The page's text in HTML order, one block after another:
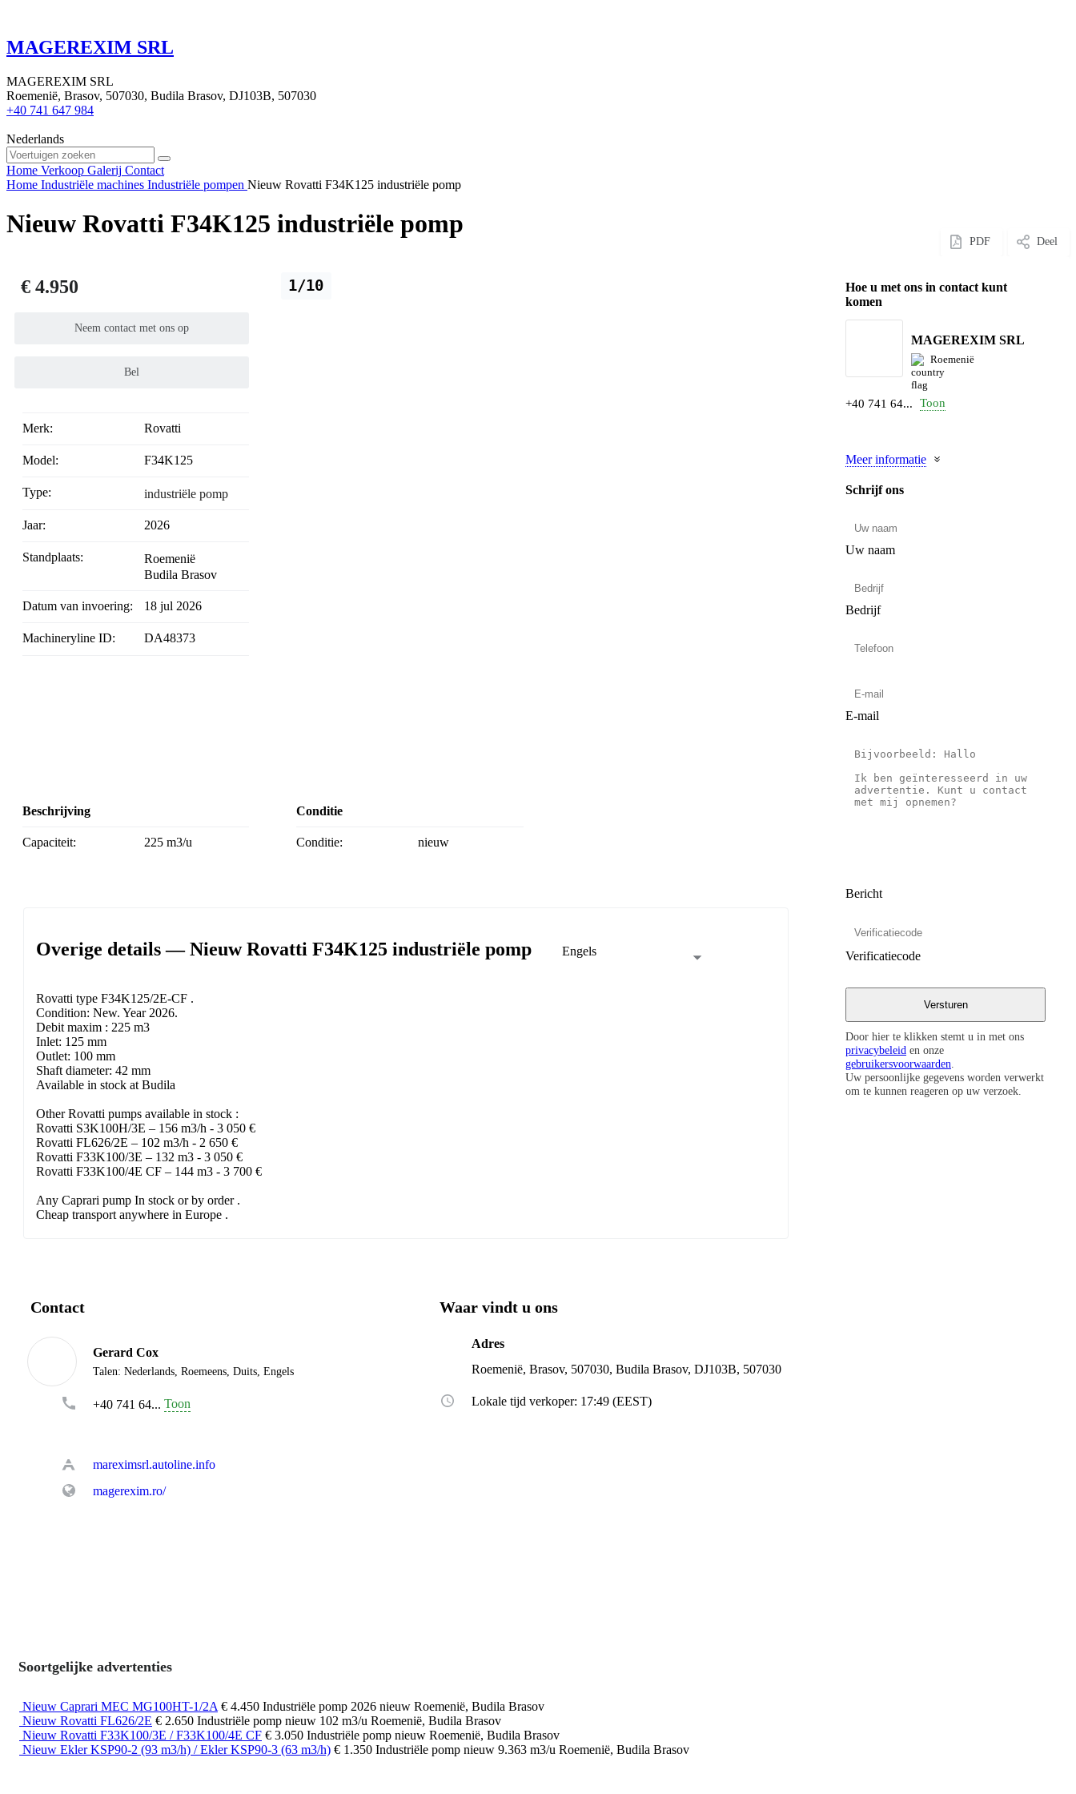
MAGEREXIM SRL
MAGEREXIM SRL
Roemenië, Brasov, 507030, Budila Brasov, DJ103B, 507030
+40 741 647 984
Nederlands
Home Verkoop Galerij Contact
Home Industriële machines Industriële pompen Nieuw Rovatti F34K125 industriële pomp
Nieuw Rovatti F34K125 industriële pomp
PDF Deel
1/10
€ 4.950
Neem contact met ons op
Bel
Merk: Rovatti
Model: F34K125
Type: industriële pomp
Jaar: 2026
Standplaats:
Roemenië
Budila Brasov
Datum van invoering: 18 jul 2026
Machineryline ID: DA48373
Beschrijving
Capaciteit: 225 m3/u
Conditie
Conditie: nieuw
Overige details — Nieuw Rovatti F34K125 industriële pomp Engels
Rovatti type F34K125/2E-CF .
Condition: New. Year 2026.
Debit maxim : 225 m3
Inlet: 125 mm
Outlet: 100 mm
Shaft diameter: 42 mm
Available in stock at Budila
Other Rovatti pumps available in stock :
Rovatti S3K100H/3E – 156 m3/h - 3 050 €
Rovatti FL626/2E – 102 m3/h - 2 650 €
Rovatti F33K100/3E – 132 m3 - 3 050 €
Rovatti F33K100/4E CF – 144 m3 - 3 700 €
Any Caprari pump In stock or by order .
Cheap transport anywhere in Europe .
Hoe u met ons in contact kunt
komen
MAGEREXIM SRL
Roemenië
+40 741 64... Toon
Meer informatie
Schrijf ons
Uw naam
Bedrijf
E-mail
Bericht
Verificatiecode
Door hier te klikken stemt u in met ons
privacybeleid en onze
gebruikersvoorwaarden
Uw persoonlijke gegevens worden verwerkt
om te kunnen reageren op uw verzoek.
Contact
Gerard Cox
Talen: Nederlands, Roemeens, Duits, Engels
+40 741 64... Toon
mareximsrl.autoline.info
magerexim.ro/
Waar vindt u ons
Adres
Roemenië, Brasov, 507030, Budila Brasov, DJ103B, 507030
Lokale tijd verkoper: 17:49 (EEST)
Soortgelijke advertenties
Nieuw Caprari MEC MG100HT-1/2A € 4.450 Industriële pomp 2026 nieuw Roemenië, Budila Brasov
Nieuw Rovatti FL626/2E € 2.650 Industriële pomp nieuw 102 m3/u Roemenië, Budila Brasov
Nieuw Rovatti F33K100/3E / F33K100/4E CF € 3.050 Industriële pomp nieuw Roemenië, Budila Brasov
Nieuw Ekler KSP90-2 (93 m3/h) / Ekler KSP90-3 (63 m3/h) € 1.350 Industriële pomp nieuw 9.363 m3/u Roemenië, Budila Brasov